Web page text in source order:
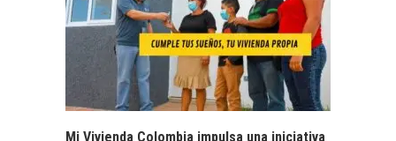
Mi Vivienda Colombia impulsa una iniciativa